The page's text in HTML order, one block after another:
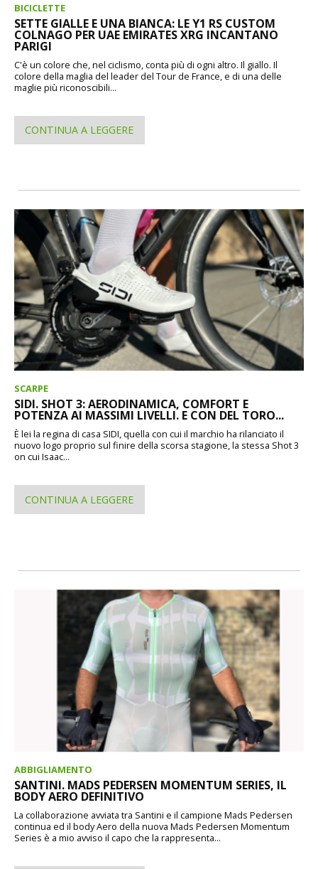
BICICLETTE
SETTE GIALLE E UNA BIANCA: LE Y1 RS CUSTOM
COLNAGO PER UAE EMIRATES XRG INCANTANO
PARIGI
C'è un colore che, nel ciclismo, conta più di ogni altro. Il giallo. Il
colore della maglia del leader del Tour de France, e di una delle
maglie più riconoscibili...
CONTINUA A LEGGERE
SCARPE
SIDI. SHOT 3: AERODINAMICA, COMFORT E
POTENZA AI MASSIMI LIVELLI. E CON DEL TORO...
È lei la regina di casa SIDI, quella con cui il marchio ha rilanciato il
nuovo logo proprio sul finire della scorsa stagione, la stessa Shot 3
on cui Isaac...
CONTINUA A LEGGERE
ABBIGLIAMENTO
SANTINI. MADS PEDERSEN MOMENTUM SERIES, IL
BODY AERO DEFINITIVO
La collaborazione avviata tra Santini e il campione Mads Pedersen
continua ed il body Aero della nuova Mads Pedersen Momentum
Series è a mio avviso il capo che la rappresenta...